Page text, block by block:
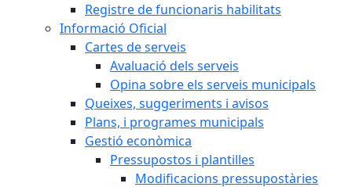
Registre de funcionaris habilitats
Informació Oficial
Cartes de serveis
Avaluació dels serveis
Opina sobre els serveis municipals
Queixes, suggeriments i avisos
Plans, i programes municipals
Gestió econòmica
Pressupostos i plantilles
Modificacions pressupostàries